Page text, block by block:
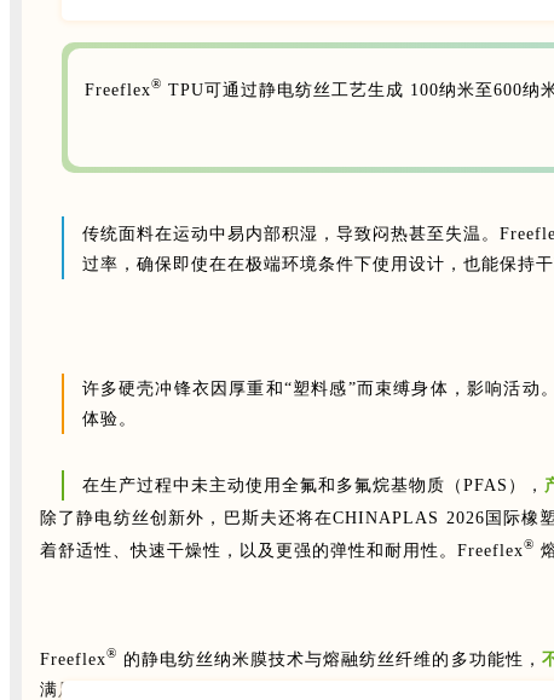
Freeflex® TPU可通过静电纺丝工艺生成 100纳米至600纳
传统面料在运动中易内部积湿，导致闷热甚至失温。
过率，确保即使在在极端环境条件下使用设计，也能保持
许多硬壳冲锋衣因厚重和“塑料感”而束缚身体，影响活动
体验。
在生产过程中未主动使用全氟和多氟烷基物质（PFAS），
除了静电纺丝创新外，巴斯夫还将在CHINAPLAS 2026国际橡
着舒适性、快速干燥性，以及更强的弹性和耐用性 。Freeflex®
Freeflex® 的静电纺丝纳米膜技术与熔融纺丝纤维的多功能性，
满足全球服装与纺织行业愈发严格的监管及可持续发展要求。